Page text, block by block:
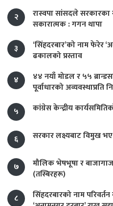
२
रास्वपा सांसदले सरकारका
सकारात्मक : गगन थापा
३
‘सिंहदरबार’को नाम फेरेर
ढकालको प्रस्ताव
४
४४ नयाँ मोडल र ५५
पूर्वाधारको अव्यवस्थाप्रति
५
कांग्रेस केन्द्रीय
६ सरकार लक्ष्यबाट विमुख
७
मौलिक भेषभूषा र
(तस्बिरहरू)
८
सिंहदरबारको नाम